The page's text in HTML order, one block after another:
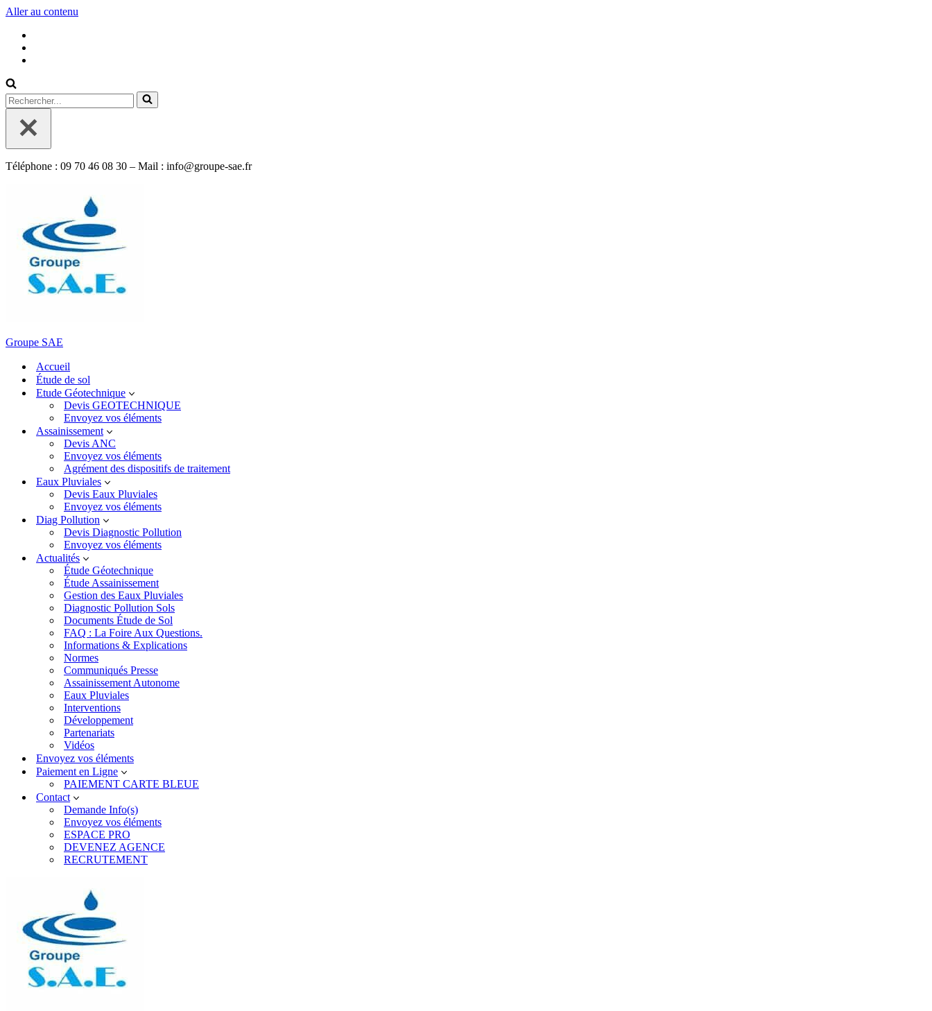
Aller au contenu
Rechercher...
Téléphone : 09 70 46 08 30 – Mail : info@groupe-sae.fr
Groupe SAE
Accueil
Étude de sol
Etude Géotechnique
Devis GEOTECHNIQUE
Envoyez vos éléments
Assainissement
Devis ANC
Envoyez vos éléments
Agrément des dispositifs de traitement
Eaux Pluviales
Devis Eaux Pluviales
Envoyez vos éléments
Diag Pollution
Devis Diagnostic Pollution
Envoyez vos éléments
Actualités
Étude Géotechnique
Étude Assainissement
Gestion des Eaux Pluviales
Diagnostic Pollution Sols
Documents Étude de Sol
FAQ : La Foire Aux Questions.
Informations & Explications
Normes
Communiqués Presse
Assainissement Autonome
Eaux Pluviales
Interventions
Développement
Partenariats
Vidéos
Envoyez vos éléments
Paiement en Ligne
PAIEMENT CARTE BLEUE
Contact
Demande Info(s)
Envoyez vos éléments
ESPACE PRO
DEVENEZ AGENCE
RECRUTEMENT